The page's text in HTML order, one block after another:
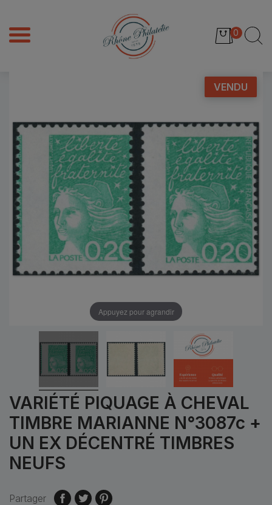
0
VENDU
Appuyez pour agrandir
VARIÉTÉ PIQUAGE À CHEVAL
TIMBRE MARIANNE N°3087c +
UN EX DÉCENTRÉ TIMBRES
NEUFS
Partager